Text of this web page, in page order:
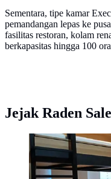
Sementara, tipe kamar
pemandangan lepas ke
fasilitas restoran, kolam
berkapasitas hingga 100
Jejak Raden
Salah satu kamar
Saleh, Artotel
(TIM). (dok.